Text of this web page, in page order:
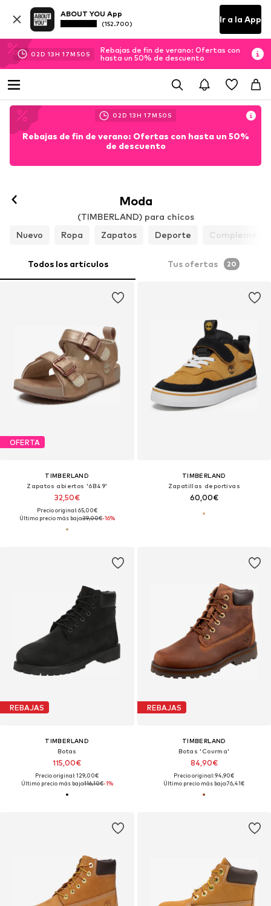
ABOUT YOU App
(152.700) Ir a la App
02D 13H 17M 49 S
Rebajas de fin de verano: Ofertas con
hasta un 50% de descuento
02D 13H 17M 49 S
Rebajas de fin de verano: Ofertas con hasta un 50%
de descuento
Moda
(TIMBERLAND) para chicos
Nuevo
Ropa Zapatos Deporte
Todos los artículos Tus ofertas 20
OFERTA
TIMBERLAND
Zapatos abiertos '6B49'
32,50€
Precio original: 65,00€
Último precio más bajo:39,00€-16%
TIMBERLAND
Zapatillas deportivas
60,00€
REBAJAS
TIMBERLAND
Botas
115,00€
Precio original: 129,00€
Último precio más bajo:116,10€-1%
REBAJAS
TIMBERLAND
Botas 'Courma'
84,90€
Precio original: 94,90€
Último precio más bajo:76,41€